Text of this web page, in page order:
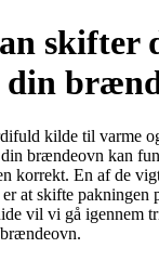
skifter
din
kilde til varme
brændeovn kan
korrekt. En af de
at skifte pakningen
vil vi gå igennem